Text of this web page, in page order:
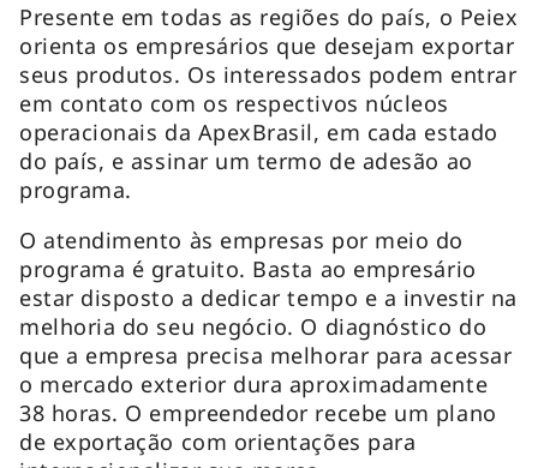
Presente em todas as regiões do país, o Peiex
orienta os empresários que desejam exportar
seus produtos. Os interessados podem entrar
em contato com os respectivos núcleos
operacionais da ApexBrasil, em cada estado
do país, e assinar um termo de adesão ao
programa.
O atendimento às empresas por meio do
programa é gratuito. Basta ao empresário
estar disposto a dedicar tempo e a investir na
melhoria do seu negócio. O diagnóstico do
que a empresa precisa melhorar para acessar
o mercado exterior dura aproximadamente
38 horas. O empreendedor recebe um plano
de exportação com orientações para